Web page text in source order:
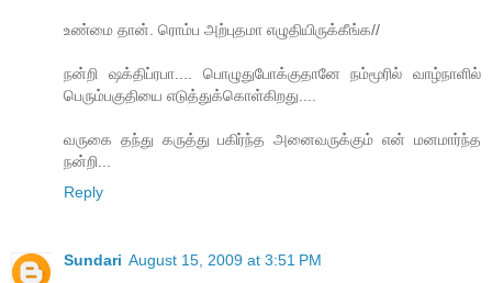
உண்மை தான். ரொம்ப அற்புதமா எழுதியிருக்கீங்க//
ந‌ன்றி ஷ‌க்திப்ர‌பா.... பொழுதுபோக்குதானே ந‌ம்மூரில் வாழ்நாளில்
பெரும்ப‌குதியை எடுத்துக்கொள்கிற‌து....
வ‌ருகை தந்து க‌ருத்து ப‌கிர்ந்த‌ அனைவ‌ருக்கும் என் ம‌ன‌மார்ந்த‌
ந‌ன்றி...
Reply
Sundari August 15, 2009 at 3:51 PM